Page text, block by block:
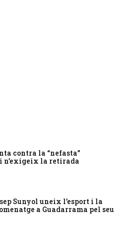
contra la “nefasta”
n’exigeix la retirada
Sunyol uneix l’esport i la
a Guadarrama pel seu